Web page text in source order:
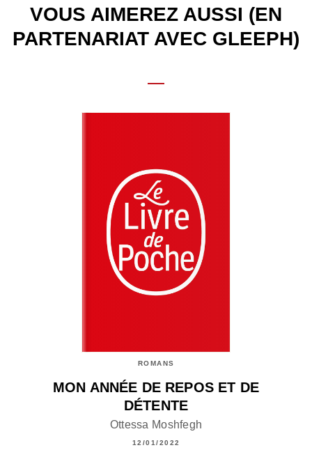
VOUS AIMEREZ AUSSI (EN
PARTENARIAT AVEC GLEEPH)
ROMANS
MON ANNÉE DE REPOS ET DE
DÉTENTE
Ottessa Moshfegh
12/01/2022